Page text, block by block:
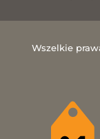
Wszelkie